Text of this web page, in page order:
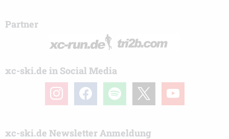
Partner
xc-ski.de in Social Media
instagramfacebook spotify youtube
xc-ski.de Newsletter Anmeldung